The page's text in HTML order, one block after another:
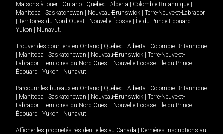
Maisons à louer - Ontario | Québec | Alberta | Colombie-Britannique |
Manitoba | Saskatchewan | Nouveau-Brunswick | Terre-Neuve-et-Labrador
| Territoires du Nord-Ouest | Nouvelle-Écosse | Île-du-Prince-Édouard |
Yukon | Nunavut
Trouver des courtiers en Ontario | Québec | Alberta | Colombie-Britannique
| Manitoba | Saskatchewan | Nouveau-Brunswick | Terre-Neuve-et-
Labrador | Territoires du Nord-Ouest | Nouvelle-Écosse | Île-du-Prince-
Édouard | Yukon | Nunavut
Parcourir les bureaux en Ontario | Québec | Alberta | Colombie-Britannique
| Manitoba | Saskatchewan | Nouveau-Brunswick | Terre-Neuve-et-
Labrador | Territoires du Nord-Ouest | Nouvelle-Écosse | Île-du-Prince-
Édouard | Yukon | Nunavut
Afficher les propriétés résidentielles au Canada | Dernières inscriptions au